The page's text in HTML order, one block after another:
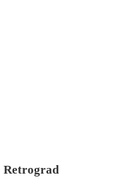
Retrograd